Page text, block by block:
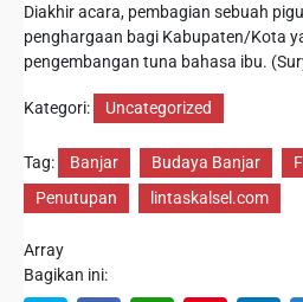
Diakhir acara, pembagian sebuah
penghargaan bagi Kabupaten/Kota
pengembangan tuna bahasa ibu.
Kategori: Uncategorized
Tag: Banjar Budaya Banjar
Penutupan
lintaskalsel.com
Array
Bagikan ini: